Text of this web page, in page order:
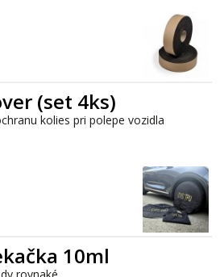
(set 4ks)
kolies pri polepe vozidla
10ml